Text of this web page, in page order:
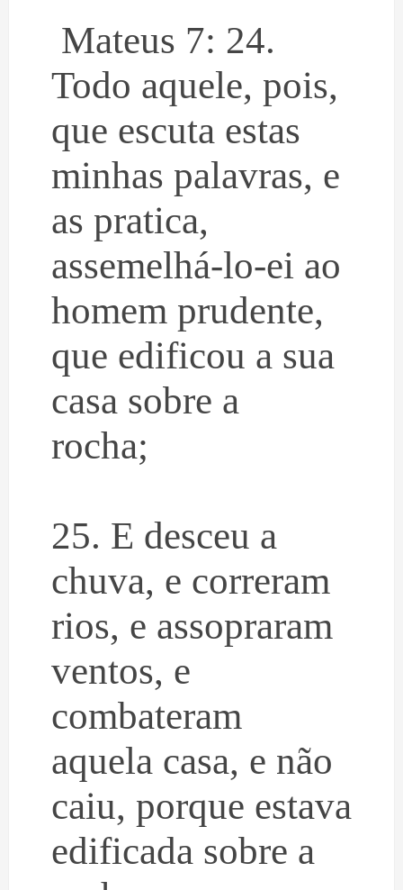
Mateus 7: 24.
Todo aquele, pois,
que escuta estas
minhas palavras, e
as pratica,
assemelhá-lo-ei ao
homem prudente,
que edificou a sua
casa sobre a
rocha;
25. E desceu a
chuva, e correram
rios, e assopraram
ventos, e
combateram
aquela casa, e não
caiu, porque estava
edificada sobre a